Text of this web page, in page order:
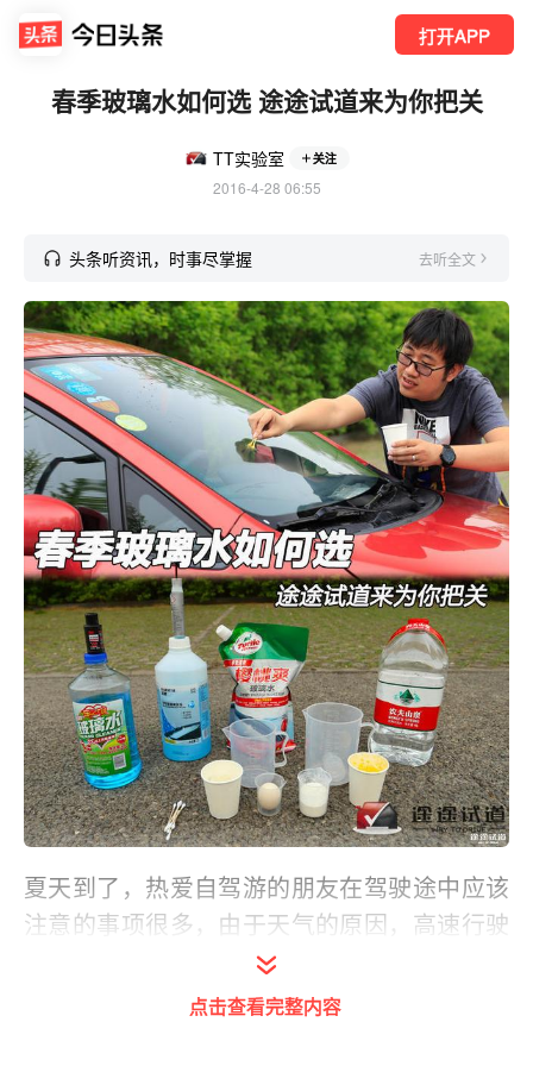
打开APP
春季玻璃水如何选 途途试道来为你把关
TT实验室 关注
2016-4-28 06:55
头条听资讯，时事尽掌握 去听全文
夏天到了，热爱自驾游的朋友在驾驶途中应该
注意的事项很多，由于天气的原因，高速行驶
当中蚊虫较多，同时还伴有沙尘暴天气，因此
前风挡清洁就是其中一项，今天我们就玻璃水
点击查看完整内容